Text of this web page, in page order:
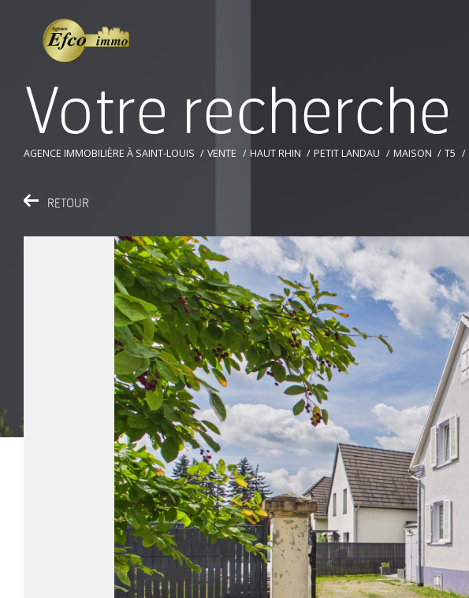
Votre recherche
AGENCE IMMOBILIÈRE À SAINT-LOUIS VENTE HAUT RHIN PETIT LANDAU MAISON T5
RETOUR